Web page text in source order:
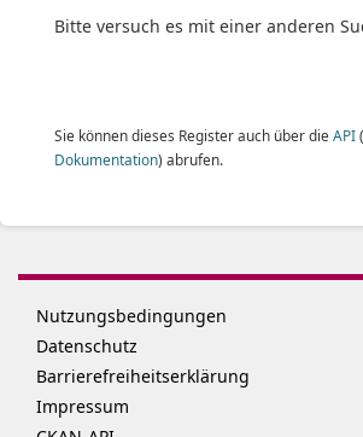
Bitte versuch es mit einer anderen
Sie können dieses Register auch über die API
Dokumentation) abrufen.
Nutzungsbedingungen
Datenschutz
Barrierefreiheitserklärung
Impressum